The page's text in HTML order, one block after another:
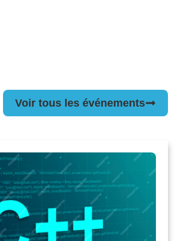
Voir tous les événements